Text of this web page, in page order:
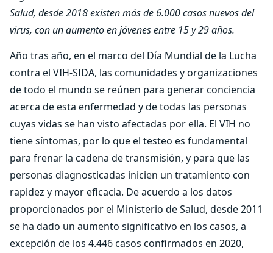
Salud, desde 2018 existen más de 6.000 casos nuevos del
virus, con un aumento en jóvenes entre 15 y 29 años.
Año tras año, en el marco del Día Mundial de la Lucha
contra el VIH-SIDA, las comunidades y organizaciones
de todo el mundo se reúnen para generar conciencia
acerca de esta enfermedad y de todas las personas
cuyas vidas se han visto afectadas por ella. El VIH no
tiene síntomas, por lo que el testeo es fundamental
para frenar la cadena de transmisión, y para que las
personas diagnosticadas inicien un tratamiento con
rapidez y mayor eficacia. De acuerdo a los datos
proporcionados por el Ministerio de Salud, desde 2011
se ha dado un aumento significativo en los casos, a
excepción de los 4.446 casos confirmados en 2020,